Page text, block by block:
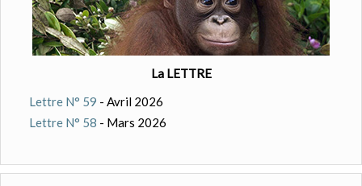
La LETTRE
Lettre N° 59 - Avril 2026
Lettre N° 58 - Mars 2026